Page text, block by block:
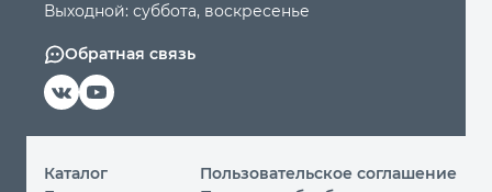
Выходной: суббота, воскресенье
Обратная связь
Каталог
Пользовательское соглашение